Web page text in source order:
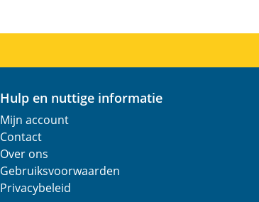
Hulp en nuttige informatie
Mijn account
Contact
Over ons
Gebruiksvoorwaarden
Privacybeleid